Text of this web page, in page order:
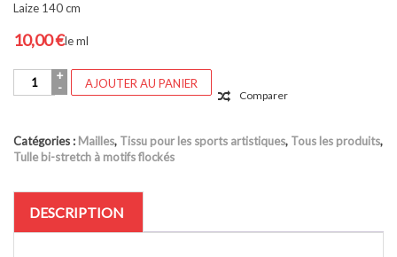
Laize 140 cm
10,00€le ml
quantité
de
STRETCH
À
AJOUTER AU PANIER
Comparer
Catégories : Mailles, Tissu pour les sports artistiques, Tous les produits,
Tulle bi-stretch à motifs flockés
DESCRIPTION